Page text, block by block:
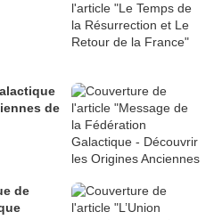
de
de